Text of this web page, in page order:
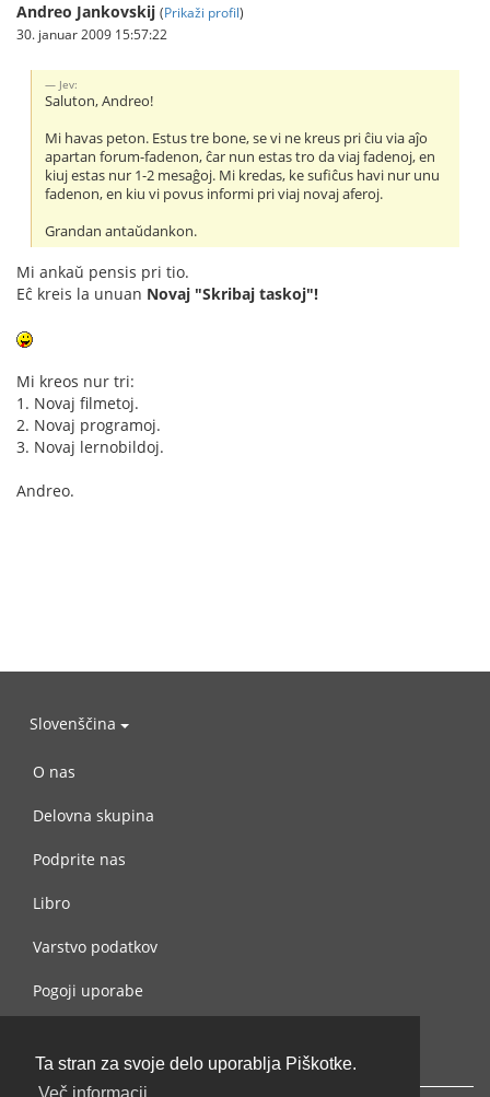
Ta stran za svoje delo uporablja Piškotke.
Andreo Jankovskij (Prikaži profil)
30. januar 2009 15:57:22
Jev:
Saluton, Andreo!
Mi havas peton. Estus tre bone, se vi ne kreus pri ĉiu via aĵo
apartan forum-fadenon, ĉar nun estas tro da viaj fadenoj, en
kiuj estas nur 1-2 mesaĝoj. Mi kredas, ke sufiĉus havi nur unu
fadenon, en kiu vi povus informi pri viaj novaj aferoj.
Grandan antaŭdankon.
Mi ankaŭ pensis pri tio.
Eĉ kreis la unuan Novaj "Skribaj taskoj"!
Mi kreos nur tri:
1. Novaj filmetoj.
2. Novaj programoj.
3. Novaj lernobildoj.
Andreo.
Slovenščina
O nas
Delovna skupina
Podprite nas
Libro
Varstvo podatkov
Pogoji uporabe